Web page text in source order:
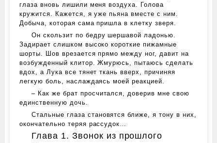
глаза вновь лишили меня воздуха. Голова
кружится. Кажется, я уже пьяна вместе с ним.
Добыча, которая сама пришла в клетку зверя.
Он скользит по бедру шершавой ладонью.
Задирает слишком высоко короткие пижамные
шорты. Шов врезается прямо между ног, давит на
возбужденный клитор. Жмурюсь, пытаюсь сделать
вдох, а Лука все тянет ткань вверх, причиняя
легкую боль, наслаждаясь моей реакцией.
– Как же брат просчитался, доверив мне свою
единственную дочь.
Стальные глаза становятся ближе, я тону в них,
окончательно теряя рассудок…
Глава 1. Звонок из прошлого